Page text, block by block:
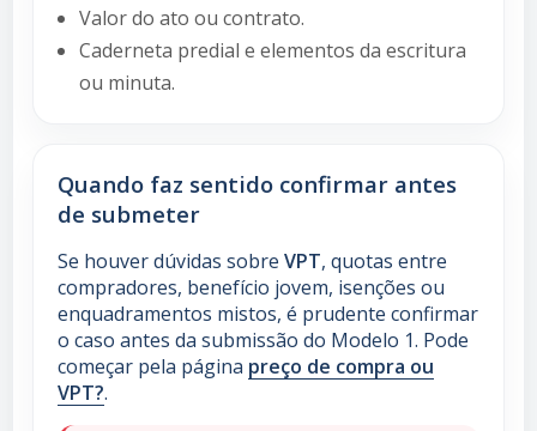
Valor do ato ou contrato.
Caderneta predial e elementos da escritura
ou minuta.
Quando faz sentido confirmar antes
de submeter
Se houver dúvidas sobre VPT, quotas entre
compradores, benefício jovem, isenções ou
enquadramentos mistos, é prudente confirmar
o caso antes da submissão do Modelo 1. Pode
começar pela página preço de compra ou
VPT?.